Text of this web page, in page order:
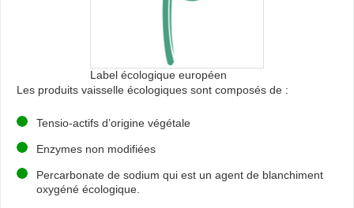
Label écologique européen
Les produits vaisselle écologiques sont composés de :
Tensio-actifs d’origine végétale
Enzymes non modifiées
Percarbonate de sodium qui est un agent de blanchiment
oxygéné écologique.